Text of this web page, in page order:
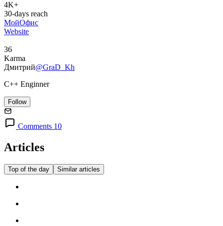
4K+
30-days reach
МойОфис
Website
36
Karma
Дмитрий@GraD_Kh
C++ Enginner
Follow
Comments 10
Articles
Top of the day Similar articles